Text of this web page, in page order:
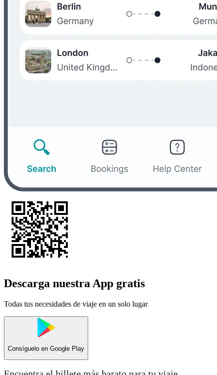
Descarga nuestra App gratis
Todas tus necesidades de viaje en un solo lugar
Consíguelo en Google Play